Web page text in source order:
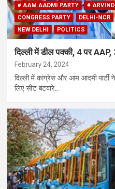
# AAM AADMI PARTY #
CONGRESS PARTY
DELHI-NCR
NEW DELHI
POLITICS
दिल्ली में डील पक्की, 4 पर
February 24, 2024
दिल्ली में कांग्रेस और आम आदमी
लिए सीट बंटवारे…